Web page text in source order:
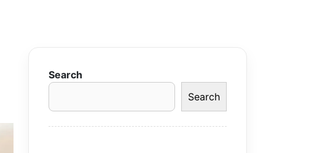
Search
Search